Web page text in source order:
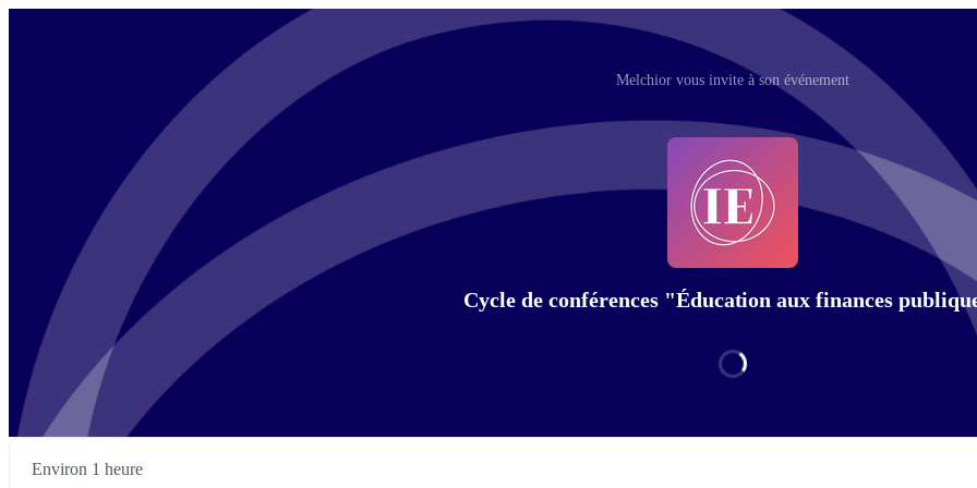
Melchior vous invite à son événement
Cycle de conférences "Éducation aux finances
Environ 1 heure